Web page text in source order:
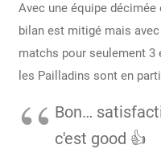
Avec une équipe
bilan est mitigé mais
matchs pour seulement 3
les Pailladins sont en
Bon…
c'est good 👍